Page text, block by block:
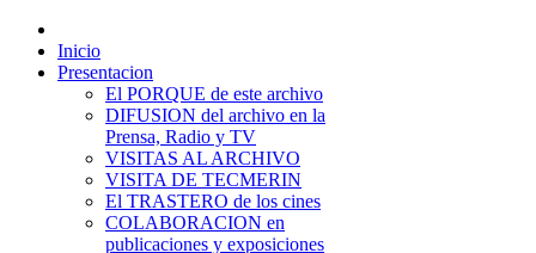
Inicio
Presentacion
El PORQUE de este archivo
DIFUSION del archivo en la
Prensa, Radio y TV
VISITAS AL ARCHIVO
VISITA DE TECMERIN
El TRASTERO de los cines
COLABORACION en
publicaciones y exposiciones